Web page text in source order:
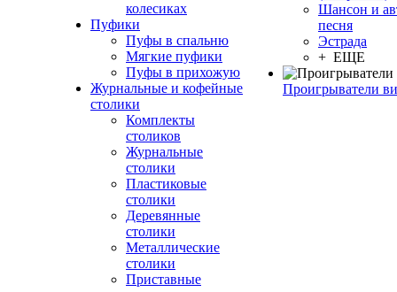
колесиках
Пуфики
Пуфы в спальню
Мягкие пуфики
Пуфы в прихожую
Журнальные и кофейные
столики
Комплекты
столиков
Журнальные
столики
Пластиковые
столики
Деревянные
столики
Металлические
столики
Приставные
Шансон и
песня
Эстрада
+ ЕЩЕ
Проигрыватели